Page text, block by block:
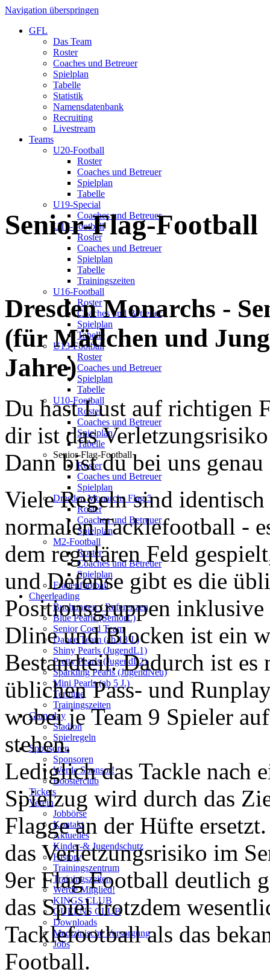
Navigation überspringen
GFL
Das Team
Roster
Coaches und Betreuer
Spielplan
Tabelle
Statistik
Namensdatenbank
Recruiting
Livestream
Teams
U20-Football
Roster
Coaches und Betreuer
Spielplan
Tabelle
U19-Special
Coaches und Betreuer
U17-Football
Roster
Coaches und Betreuer
Spielplan
Tabelle
Trainingszeiten
U16-Football
Roster
Coaches und Betreuer
Spielplan
Tabelle
U13-Football
Roster
Coaches und Betreuer
Spielplan
Tabelle
U10-Football
Roster
Coaches und Betreuer
Spielplan
Tabelle
Senior-Flag-Football
Roster
Coaches und Betreuer
Spielplan
Dresden Monarchs Flag 5
Roster
Coaches und Betreuer
Spielplan
M2-Football
Roster
Coaches und Betreuer
Spielplan
Frauenfootball
Cheerleading
Buchungen - Referenzen
Blue Pearls (SeniorL)
Senior Coed Team
Dance Team (ab 18 J.)
Shiny Pearls (JugendL1)
Pretty Pearls (JugendL2)
Sparkling Pearls (JugendNeu)
Mini Pearls (ab 5 J.)
Termine
Trainingszeiten
Gameday
Stadion
Spielregeln
Sponsoren
Sponsoren
Werde Sponsor!
Boosterclub
Tickets
Verein
Jobbörse
Kontakt
Aktuelles
Kinder-& Jugendschutz
History
Trainingszentrum
Trainingszeiten
Werde Mitglied!
KINGS CLUB
QUEENS CLUB
Downloads
Medizinische Versorgung
Jobs
Senior-Flag-Football
Dresden Monarchs -
(für Mädchen und
Jahre)
Du hast Lust auf richtigen
dir ist das
Dann bist du bei uns
Viele Regeln sind identisch
normalen Tacklefootball -
dem regulären Feld
und Defense gibt es die
Positionsgruppen
Dline und Blocken ist ein
Bestandteil. Dadurch ist es
üblichen Pass- und
wobei je Team 9 Spieler
stehen.
Lediglich das Tackle nach
Spielzug wird durch das
Flagge an der Hüfte
das Verletzungsrisiko im
9er Flag Football deutlich
das Spiel trotzdem
Tacklefootball als das
Football.